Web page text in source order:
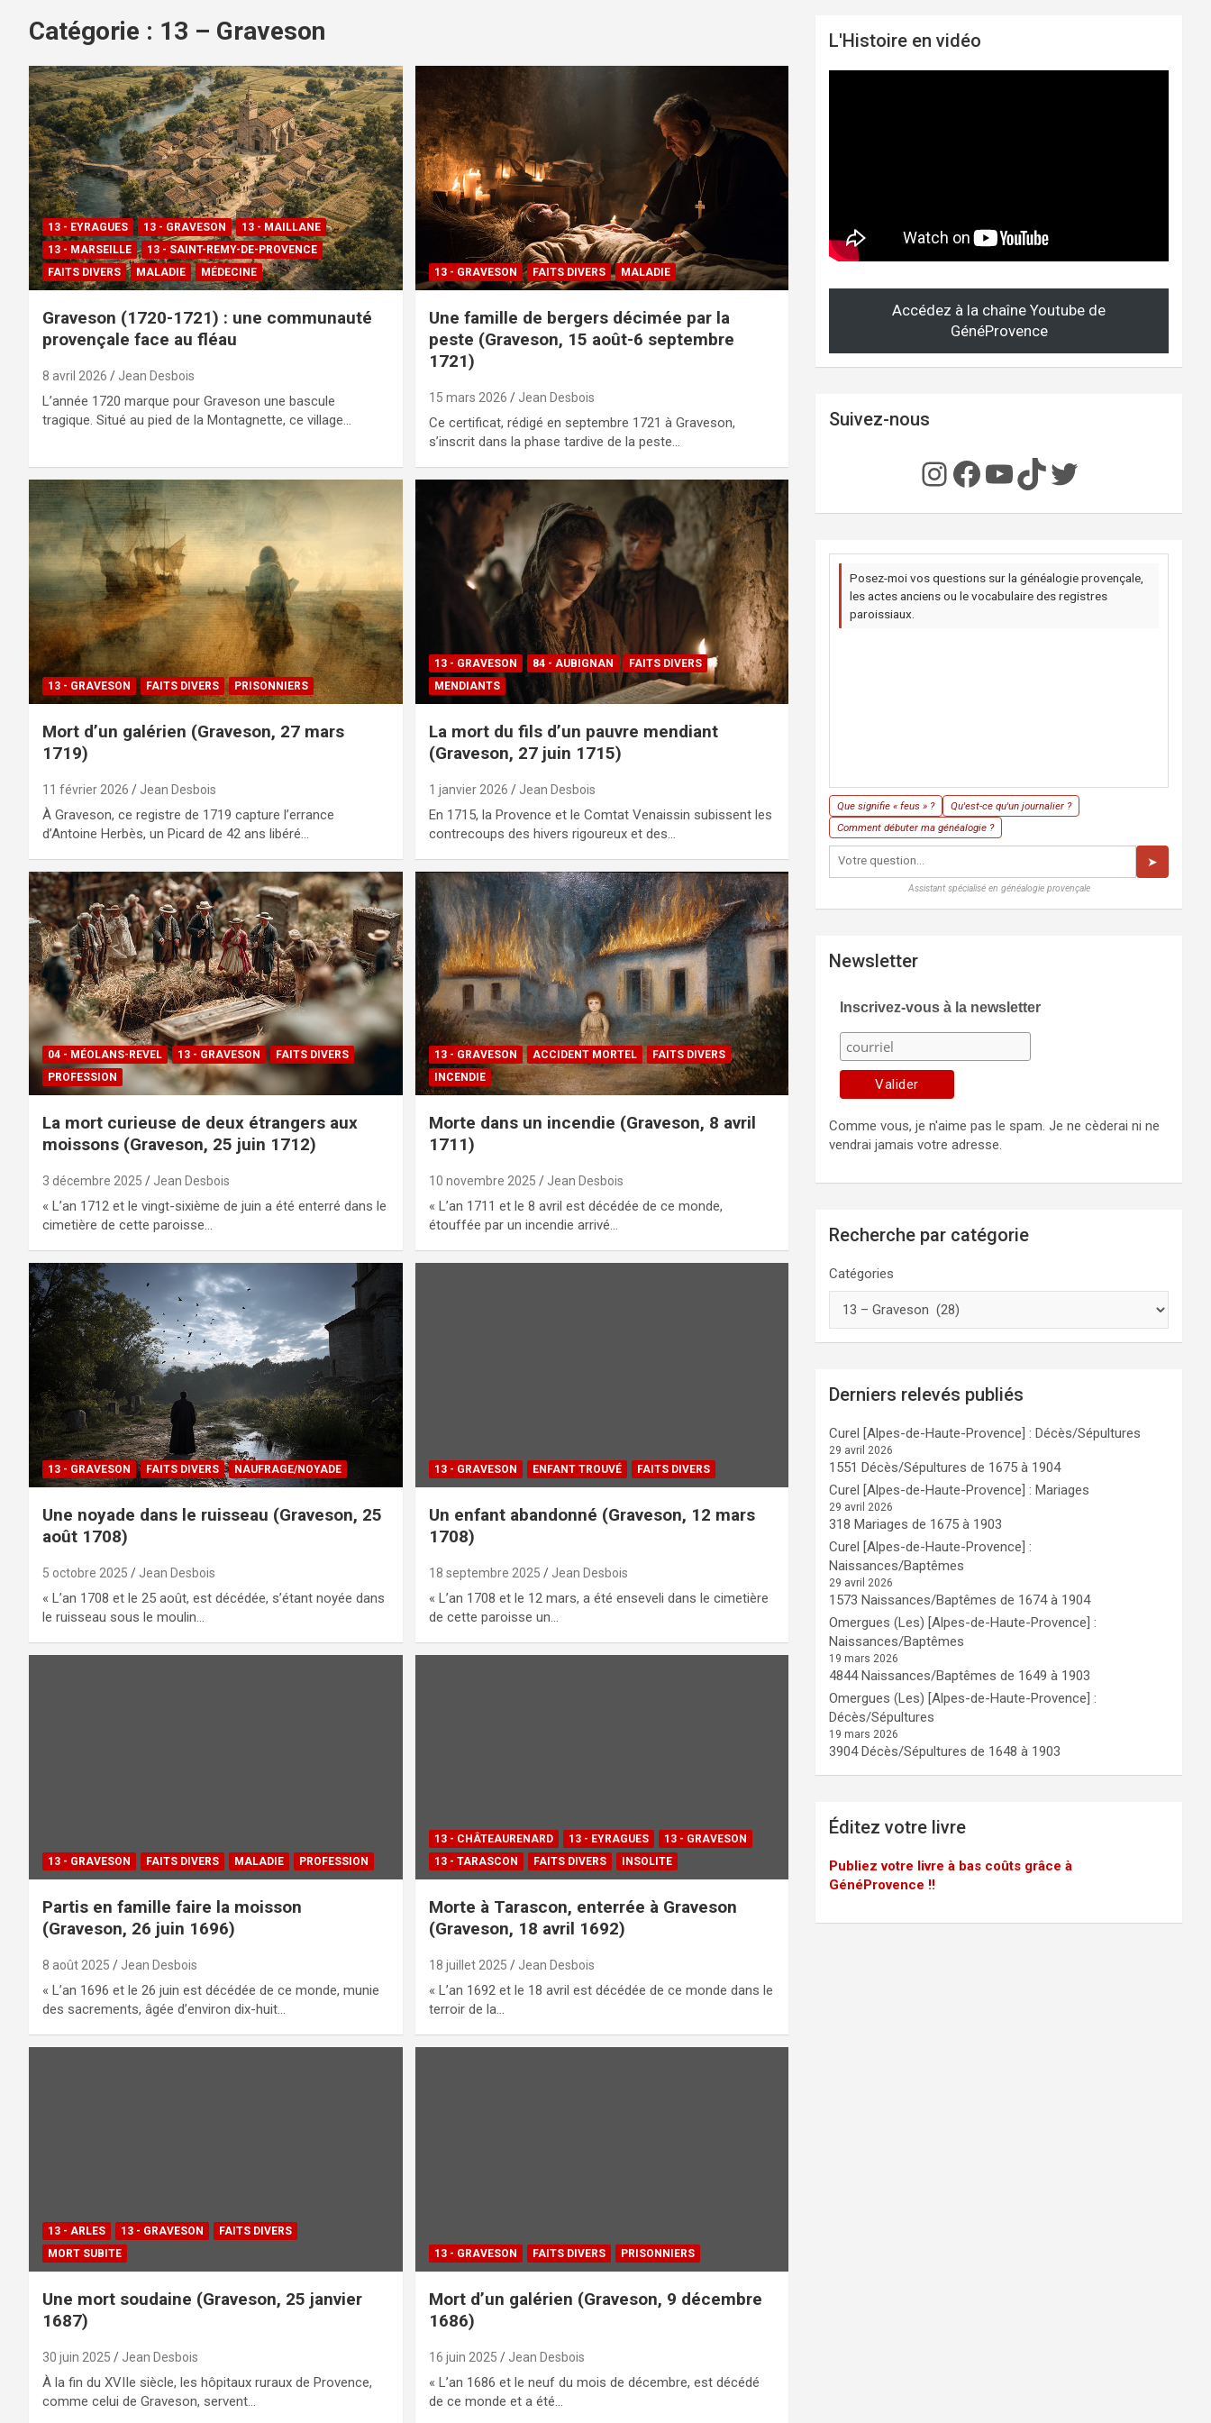
Catégorie : 13 – Graveson
13 - EYRAGUES 13 - GRAVESON
13 - MAILLANE
13 - MARSEILLE
13 - SAINT-REMY-DE-PROVENCE
FAITS DIVERS
MALADIE MÉDECINE
Graveson (1720-1721) : une communauté
provençale face au fléau
8 avril 2026 Jean Desbois
L’année 1720 marque pour Graveson une bascule
tragique. Situé au pied de la Montagnette, ce village…
13 - GRAVESON FAITS DIVERS MALADIE
Une famille de bergers décimée par la
peste (Graveson, 15 août-6 septembre
1721)
15 mars 2026 Jean Desbois
Ce certificat, rédigé en septembre 1721 à Graveson,
s’inscrit dans la phase tardive de la peste…
13 - GRAVESON FAITS DIVERS PRISONNIERS
Mort d’un galérien (Graveson, 27 mars
1719)
11 février 2026 Jean Desbois
À Graveson, ce registre de 1719 capture l’errance
d’Antoine Herbès, un Picard de 42 ans libéré…
13 - GRAVESON 84 - AUBIGNAN
FAITS DIVERS
MENDIANTS
La mort du fils d’un pauvre mendiant
(Graveson, 27 juin 1715)
1 janvier 2026 Jean Desbois
En 1715, la Provence et le Comtat Venaissin subissent les
contrecoups des hivers rigoureux et des…
04 - MÉOLANS-REVEL 13 - GRAVESON
FAITS DIVERS
PROFESSION
La mort curieuse de deux étrangers aux
moissons (Graveson, 25 juin 1712)
3 décembre 2025 Jean Desbois
« L’an 1712 et le vingt-sixième de juin a été enterré dans le
cimetière de cette paroisse…
13 - GRAVESON ACCIDENT MORTEL
FAITS DIVERS
INCENDIE
Morte dans un incendie (Graveson, 8 avril
1711)
10 novembre 2025 Jean Desbois
« L’an 1711 et le 8 avril est décédée de ce monde,
étouffée par un incendie arrivé…
13 - GRAVESON FAITS DIVERS NAUFRAGE/NOYADE
Une noyade dans le ruisseau (Graveson, 25
août 1708)
5 octobre 2025 Jean Desbois
« L’an 1708 et le 25 août, est décédée, s’étant noyée dans
le ruisseau sous le moulin…
13 - GRAVESON ENFANT TROUVÉ FAITS DIVERS
Un enfant abandonné (Graveson, 12 mars
1708)
18 septembre 2025 Jean Desbois
« L’an 1708 et le 12 mars, a été enseveli dans le cimetière
de cette paroisse un…
13 - GRAVESON FAITS DIVERS MALADIE PROFESSION
Partis en famille faire la moisson
(Graveson, 26 juin 1696)
8 août 2025 Jean Desbois
« L’an 1696 et le 26 juin est décédée de ce monde, munie
des sacrements, âgée d’environ dix-huit…
13 - CHÂTEAURENARD 13 - EYRAGUES
13 - GRAVESON
13 - TARASCON
FAITS DIVERS INSOLITE
Morte à Tarascon, enterrée à Graveson
(Graveson, 18 avril 1692)
18 juillet 2025 Jean Desbois
« L’an 1692 et le 18 avril est décédée de ce monde dans le
terroir de la…
13 - ARLES 13 - GRAVESON
FAITS DIVERS
MORT SUBITE
Une mort soudaine (Graveson, 25 janvier
1687)
30 juin 2025 Jean Desbois
À la fin du XVIIe siècle, les hôpitaux ruraux de Provence,
comme celui de Graveson, servent…
13 - GRAVESON FAITS DIVERS PRISONNIERS
Mort d’un galérien (Graveson, 9 décembre
1686)
16 juin 2025 Jean Desbois
« L’an 1686 et le neuf du mois de décembre, est décédé
de ce monde et a été…
L'Histoire en vidéo
Accédez à la chaîne Youtube de
GénéProvence
Suivez-nous
Instagram
Facebook
YouTube
TikTok
Twitter
Posez-moi vos questions sur la généalogie provençale,
les actes anciens ou le vocabulaire des registres
paroissiaux.
Que signifie « feus » ?
Qu'est-ce qu'un journalier ?
Comment débuter ma généalogie ?
➤
Assistant spécialisé en généalogie provençale
Newsletter
Inscrivez-vous à la newsletter
Comme vous, je n'aime pas le spam. Je ne cèderai ni ne
vendrai jamais votre adresse.
Recherche par catégorie
Catégories
Derniers relevés publiés
Curel [Alpes-de-Haute-Provence] : Décès/Sépultures
29 avril 2026
1551 Décès/Sépultures de 1675 à 1904
Curel [Alpes-de-Haute-Provence] : Mariages
29 avril 2026
318 Mariages de 1675 à 1903
Curel [Alpes-de-Haute-Provence] :
Naissances/Baptêmes
29 avril 2026
1573 Naissances/Baptêmes de 1674 à 1904
Omergues (Les) [Alpes-de-Haute-Provence] :
Naissances/Baptêmes
19 mars 2026
4844 Naissances/Baptêmes de 1649 à 1903
Omergues (Les) [Alpes-de-Haute-Provence] :
Décès/Sépultures
19 mars 2026
3904 Décès/Sépultures de 1648 à 1903
Éditez votre livre
Publiez votre livre à bas coûts grâce à
GénéProvence !!